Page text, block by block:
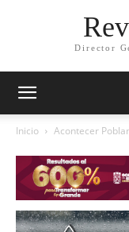
Director
Inicio Acontecer